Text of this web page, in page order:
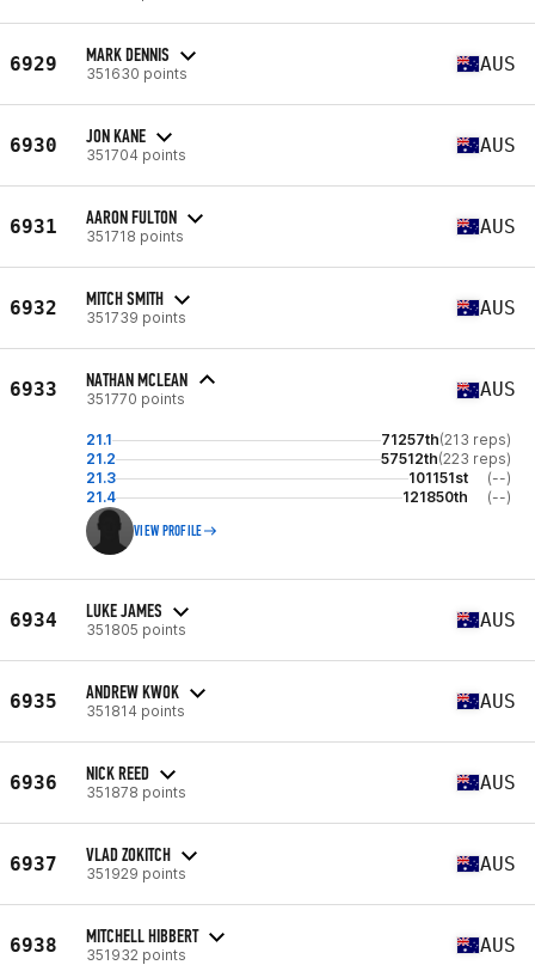
6929 MARK DENNIS
351630 points AUS
6930 JON KANE
351704 points AUS
6931 AARON FULTON
351718 points AUS
6932 MITCH SMITH
351739 points AUS
6933 NATHAN MCLEAN
351770 points AUS
21.1 71257th(213 reps)
21.2
57512th(223 reps)
21.3
101151st
(--)
21.4
121850th (--)
VIEW PROFILE
6934 LUKE JAMES
351805 points AUS
6935 ANDREW KWOK
351814 points AUS
6936 NICK REED
351878 points AUS
6937 VLAD ZOKITCH
351929 points AUS
6938 MITCHELL HIBBERT
351932 points AUS